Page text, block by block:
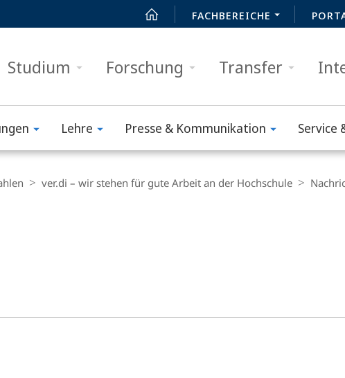
FACHBEREICHE
Studium Forschung Transfer
Lehre Presse & Kommunikation Service
ver.di – wir stehen für gute Arbeit an der Hochschule